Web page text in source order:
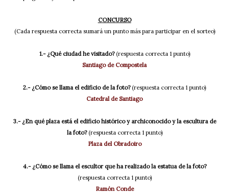
CONCURSO
(Cada respuesta correcta sumará un punto más para participar en el sorteo)
1.- ¿Qué ciudad he visitado?(respuesta correcta 1 punto)
Santiago de Compostela
2.- ¿Cómo se llama el edificio de la foto?(respuesta correcta 1 punto)
Catedral de Santiago
3.- ¿En qué plaza está el edificio histórico y archiconocido y la escultura de
la foto?(respuesta correcta 1 punto)
Plaza del Obradoiro
4.- ¿Cómo se llama el escultor que ha realizado la estatua de la foto?
(respuesta correcta 1 punto)
Ramón Conde